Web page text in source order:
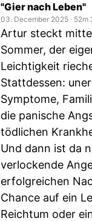
"Gier nach Leben"
03. December 2025 ‧ 52m
Artur steckt
Sommer, der
Leichtigkeit
Stattdessen:
Symptome,
die panische
tödlichen
Und dann ist da
verlockende
erfolgreichen
Chance auf ein
Reichtum oder